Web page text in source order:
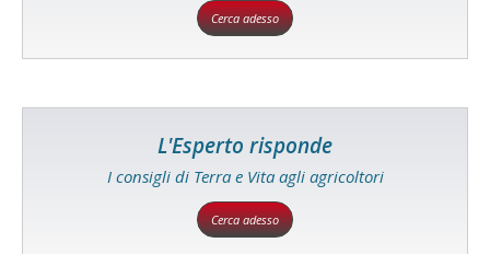
Cerca adesso
L'Esperto risponde
I consigli di Terra e Vita agli agricoltori
Cerca adesso